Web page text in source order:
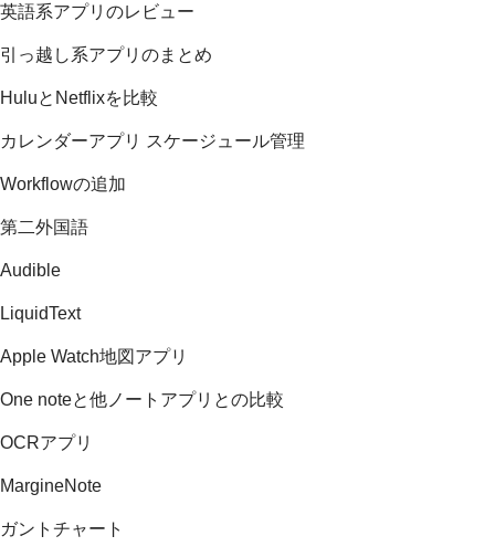
英語系アプリのレビュー
引っ越し系アプリのまとめ
HuluとNetflixを比較
カレンダーアプリ スケージュール管理
Workflowの追加
第二外国語
Audible
LiquidText
Apple Watch地図アプリ
One noteと他ノートアプリとの比較
OCRアプリ
MargineNote
ガントチャート